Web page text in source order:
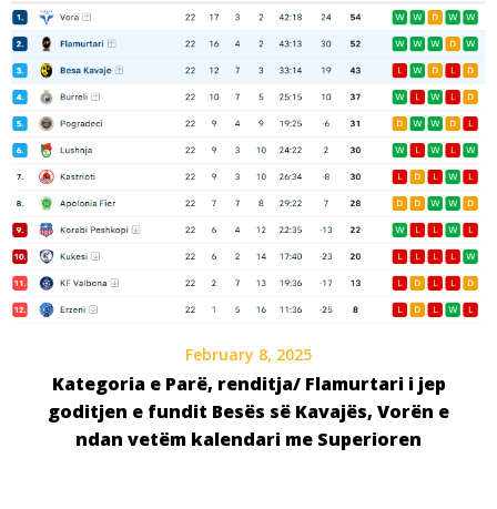
February 8, 2025
Kategoria e Parë, renditja/ Flamurtari i jep
goditjen e fundit Besës së Kavajës, Vorën e
ndan vetëm kalendari me Superioren